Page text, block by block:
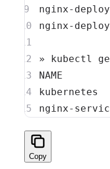
nginx-
nginx-
» kubectl
NAME
nginx-
Copy